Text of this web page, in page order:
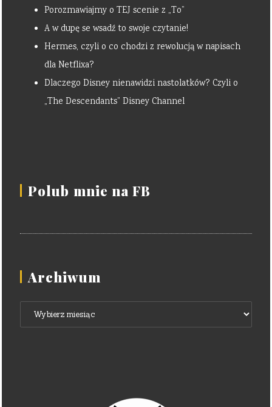
Porozmawiajmy o TEJ scenie z „To”
A w dupę se wsadź to swoje czytanie!
Hermes, czyli o co chodzi z rewolucją w napisach
dla Netflixa?
Dlaczego Disney nienawidzi nastolatków? Czyli o
„The Descendants” Disney Channel
Polub mnie na FB
Archiwum
Archiwum